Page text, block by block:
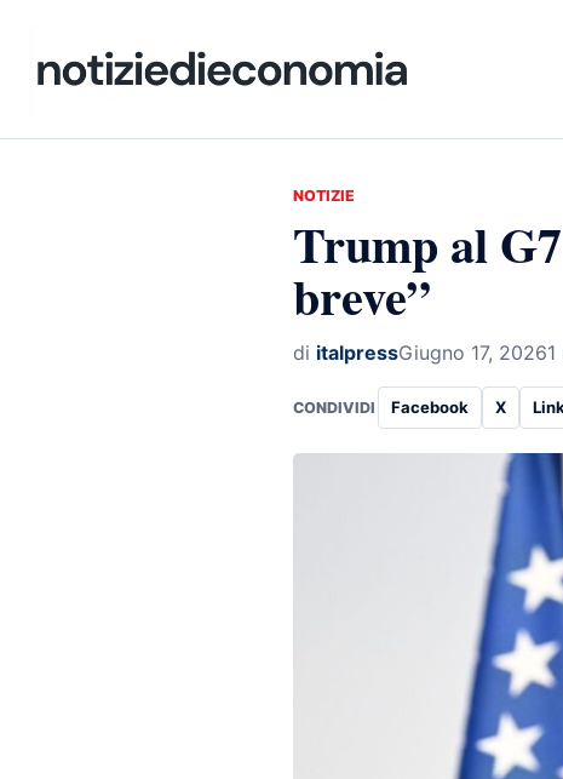
NOTIZIE
Trump al
breve”
di italpressGiugno 17, 2026
CONDIVIDI Facebook X